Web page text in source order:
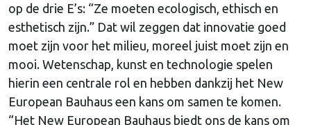
op de drie E’s: “Ze moeten ecologisch, ethisch en
esthetisch zijn.” Dat wil zeggen dat innovatie goed
moet zijn voor het milieu, moreel juist moet zijn en
mooi. Wetenschap, kunst en technologie spelen
hierin een centrale rol en hebben dankzij het New
European Bauhaus een kans om samen te komen.
“Het New European Bauhaus biedt ons de kans om